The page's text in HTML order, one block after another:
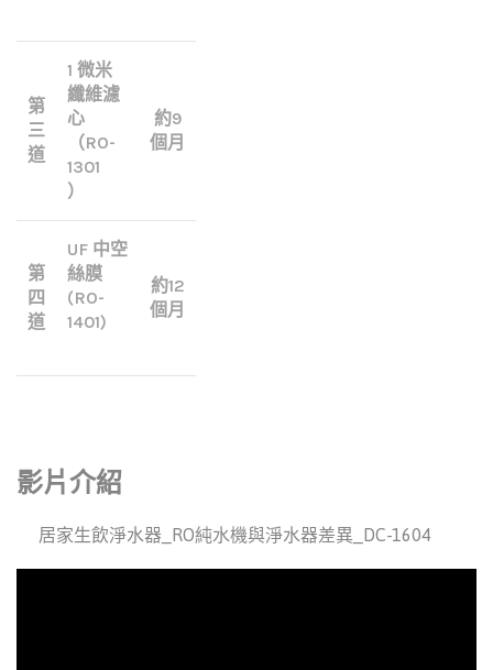
第
三
道
1 微米
纖維濾
心
（RO-
1301
）
約9
個月
第
四
道
UF 中空
絲膜
(RO-
1401)
約12
個月
影片介紹
居家生飲淨水器_RO純水機與淨水器差異_DC-1604